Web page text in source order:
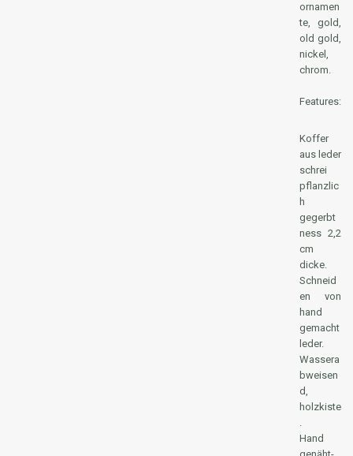
ornamen
te, gold,
old gold,
nickel,
chrom.
Features:
Koffer
aus leder
schrei
pflanzlic
h
gegerbt
ness 2,2
cm
dicke.
Schneid
en von
hand
gemacht
leder.
Wassera
bweisen
d,
holzkiste
.
Hand